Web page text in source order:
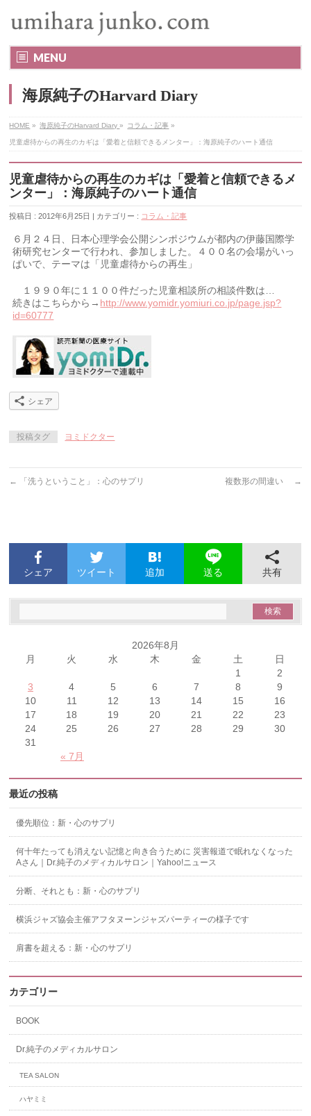
MENU
海原純子のHarvard Diary
HOME » 海原純子のHarvard Diary» コラム・記事 »
児童虐待からの再生のカギは「愛着と信頼できるメンター」：海原純子のハート通信
児童虐待からの再生のカギは「愛着と信頼できるメ
ンター」：海原純子のハート通信
投稿日 : 2012年6月25日 | カテゴリー : コラム・記事
６月２４日、日本心理学会公開シンポジウムが都内の伊藤国際学
術研究センターで行われ、参加しました。４００名の会場がいっ
ぱいで、テーマは「児童虐待からの再生」
１９９０年に１１００件だった児童相談所の相談件数は…
続きはこちらから→ http://www.yomidr.yomiuri.co.jp/page.jsp?
id=60777
シェア
投稿タグ ヨミドクター
← 「洗うということ」：心のサプリ 複数形の間違い →
シェア ツイート 追加 送る 共有
2026年8月
月
火 水 木 金 土 日
« 7月
1
2
3
4 5 6 7 8
9
10
11 12 13 14 15
16
17
18 19 20 21 22
23
24
25 26 27 28 29
30
31
最近の投稿
優先順位：新・心のサプリ
何十年たっても消えない記憶と向き合うために 災害報道で眠れなくなった
Aさん｜Dr.純子のメディカルサロン｜Yahoo!ニュース
分断、それとも：新・心のサプリ
横浜ジャズ協会主催アフタヌーンジャズパーティーの様子です
肩書を超える：新・心のサプリ
カテゴリー
BOOK
Dr.純子のメディカルサロン
TEA SALON
ハヤミミ